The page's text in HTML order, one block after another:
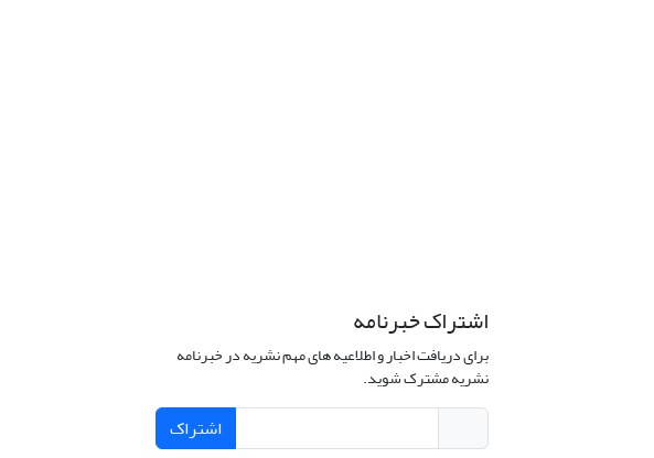
اشتراک خبرنامه
برای دریافت اخبار و اطلاعیه های مهم نشریه در خبرنامه
نشریه مشترک شوید.
اشتراک